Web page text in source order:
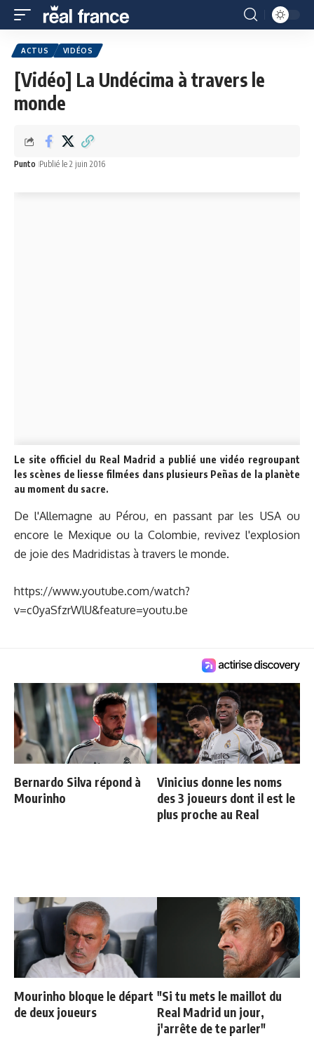
ACTUS VIDÉOS
[Vidéo] La Undécima à travers le
monde
Punto Publié le 2 juin 2016
Le site officiel du Real Madrid a publié une vidéo regroupant
les scènes de liesse filmées dans plusieurs Peñas de la planète
au moment du sacre.
De l'Allemagne au Pérou, en passant par les USA ou
encore le Mexique ou la Colombie, revivez l'explosion
de joie des Madridistas à travers le monde.
https://www.youtube.com/watch?
v=c0yaSfzrWlU&feature=youtu.be
Bernardo Silva répond à
Mourinho
Vinicius donne les noms
des 3 joueurs dont il est le
plus proche au Real
Mourinho bloque le départ
de deux joueurs
"Si tu mets le maillot du
Real Madrid un jour,
j'arrête de te parler"